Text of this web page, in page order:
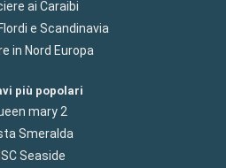
ai Caraibi
e Scandinavia
in Nord Europa
più popolari
mary 2
Smeralda
Seaside